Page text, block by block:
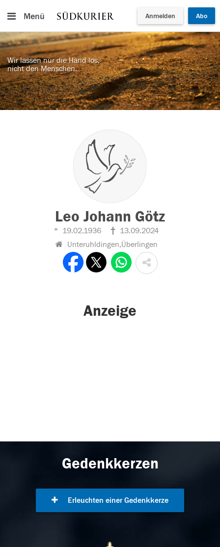
Menü Anmelden Abo
Wir lassen nur die Hand los,
nicht den Menschen.
Leo Johann Götz
19.02.1936
13.09.2024
Unteruhldingen,Überlingen
Anzeige
Gedenkkerzen
Erleuchten einer Gedenkkerze